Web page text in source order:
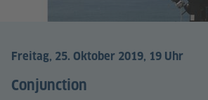
Freitag, 25. Oktober 2019, 19 Uhr
Conjunction